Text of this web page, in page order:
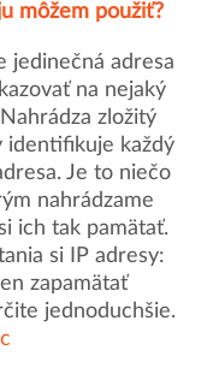
môžem použiť?
jedinečná adresa
na nejaký
zložitý
identifikuje každý
Je to niečo
nahrádzame
ich tak pamätať.
si IP adresy:
zapamätať
jednoduchšie.